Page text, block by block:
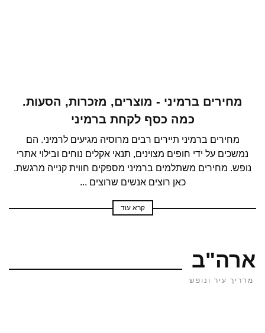
מחירים ברמיני - מוצרים, מזכרות, הסעות.
כמה כסף לקחת ברמיני
מחירים ברמיני תיירים רבים מרוסיה מגיעים לרמיני. הם
נמשכים על ידי חופים מצוינים, תנאי אקלים נוחים ובילוי אתרי
נופש. מחירים משתלמים ברמיני מספקים חווית קנייה מרגשת.
כאן רוצים אנשים שרוצים ...
קרא עוד
ארה"ב
מדריך עיר ונופש